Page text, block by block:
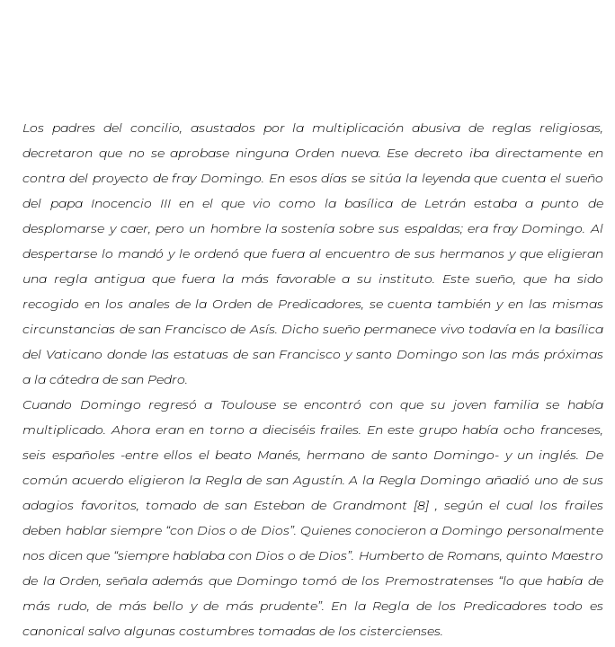
Los padres del concilio, asustados por la multiplicación abusiva de reglas religiosas,
decretaron que no se aprobase ninguna Orden nueva. Ese decreto iba directamente en
contra del proyecto de fray Domingo. En esos días se sitúa la leyenda que cuenta el sueño
del papa Inocencio III en el que vio como la basílica de Letrán estaba a punto de
desplomarse y caer, pero un hombre la sostenía sobre sus espaldas; era fray Domingo. Al
despertarse lo mandó y le ordenó que fuera al encuentro de sus hermanos y que eligieran
una regla antigua que fuera la más favorable a su instituto. Este sueño, que ha sido
recogido en los anales de la Orden de Predicadores, se cuenta también y en las mismas
circunstancias de san Francisco de Asís. Dicho sueño permanece vivo todavía en la basílica
del Vaticano donde las estatuas de san Francisco y santo Domingo son las más próximas
a la cátedra de san Pedro.
Cuando Domingo regresó a Toulouse se encontró con que su joven familia se había
multiplicado. Ahora eran en torno a dieciséis frailes. En este grupo había ocho franceses,
seis españoles -entre ellos el beato Manés, hermano de santo Domingo- y un inglés. De
común acuerdo eligieron la Regla de san Agustín. A la Regla Domingo añadió uno de sus
adagios favoritos, tomado de san Esteban de Grandmont [8] , según el cual los frailes
deben hablar siempre “con Dios o de Dios”. Quienes conocieron a Domingo personalmente
nos dicen que “siempre hablaba con Dios o de Dios”. Humberto de Romans, quinto Maestro
de la Orden, señala además que Domingo tomó de los Premostratenses “lo que había de
más rudo, de más bello y de más prudente”. En la Regla de los Predicadores todo es
canonical salvo algunas costumbres tomadas de los cistercienses.